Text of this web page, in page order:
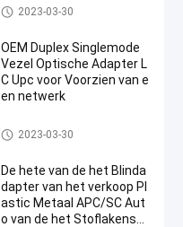
Vezel Optische Snelle Schakel
aar
2023-03-30
OEM Duplex Singlemode
Vezel Optische Adapter L
C Upc voor Voorzien van e
en netwerk
Vezel Optische Adapter
2023-03-30
De hete van de het Blinda
dapter van het verkoop Pl
astic Metaal APC/SC Aut
o van de het Stoflakensc/